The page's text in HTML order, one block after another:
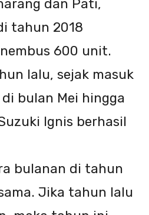
dan Pati,
tahun 2018
600 unit.
lalu, sejak masuk
bulan Mei hingga
Ignis berhasil
bulanan di tahun
Jika tahun lalu